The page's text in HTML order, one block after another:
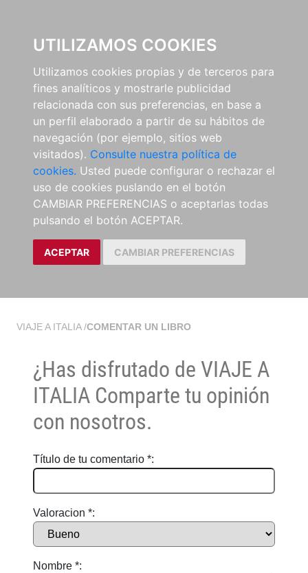
UTILIZAMOS COOKIES
Utilizamos cookies propias y de terceros para
fines analíticos y mostrarle publicidad
relacionada con sus preferencias, en base a
un perfil elaborado a partir de su hábitos de
navegación (por ejemplo, sitios web
visitados). Consulte nuestra política de
cookies. Usted puede configurar o rechazar el
uso de cookies puslando en el botón
CAMBIAR PREFERENCIAS o aceptarlas todas
pulsando el botón ACEPTAR.
ACEPTAR CAMBIAR PREFERENCIAS
VIAJE A ITALIA /COMENTAR UN LIBRO
¿Has disfrutado de VIAJE A
ITALIA Comparte tu opinión
con nosotros.
Título de tu comentario *:
Valoracion *:
Nombre *: